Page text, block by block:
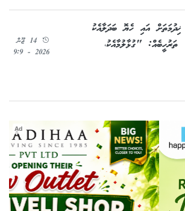
އައި ހެޔޮ ބަދަލާއެކު
"ގުޅާލުމާއެކު،
14 ޖޫން
2026 - 9:9
Ad